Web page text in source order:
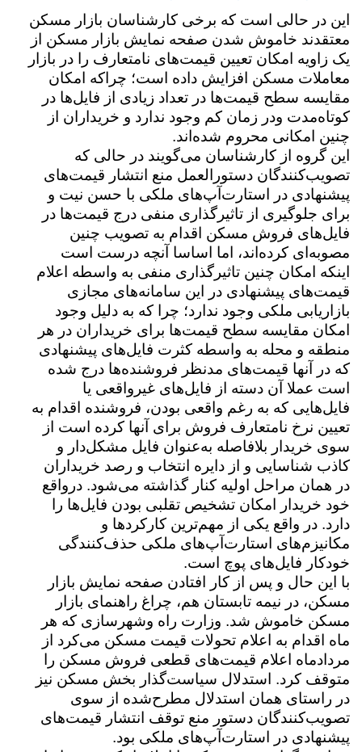
این در حالی است که برخی کارشناسان بازار مسکن
معتقدند خاموش شدن صفحه نمایش بازار مسکن از
یک زاویه امکان تعیین قیمت‌های نامتعارف را در بازار
معاملات مسکن افزایش داده است؛ چراکه امکان
مقایسه سطح قیمت‌ها در تعداد زیادی از فایل‌ها در
کوتاه‌مدت ودر زمان کم وجود ندارد و خریداران از
چنین امکانی محروم شده‌اند.
این گروه از کارشناسان می‌گویند در حالی که
تصویب‌کنندگان دستورالعمل منع انتشار قیمت‌های
پیشنهادی در استارت‌آپ‌های ملکی با حسن نیت و
برای جلوگیری از تاثیرگذاری منفی درج قیمت‌ها در
فایل‌های فروش مسکن اقدام به تصویب چنین
مصوبه‌ای کرده‌اند، اما اساسا آنچه درست است
اینکه امکان چنین تاثیرگذاری منفی به واسطه اعلام
قیمت‌های پیشنهادی در این سامانه‌های مجازی
بازاریابی ملکی وجود ندارد؛ چرا که به دلیل وجود
امکان مقایسه سطح قیمت‌ها برای خریداران در هر
منطقه و محله به واسطه کثرت فایل‌های پیشنهادی
که در آنها قیمت‌های مدنظر فروشنده‌ها درج شده
است عملا آن دسته از فایل‌های غیرواقعی یا
فایل‌هایی که به رغم واقعی بودن، فروشنده اقدام به
تعیین نرخ نامتعارف فروش برای آنها کرده است از
سوی خریدار بلافاصله به‌عنوان فایل مشکل‌دار و
کاذب شناسایی و از دایره انتخاب و رصد خریداران
در همان مراحل اولیه کنار گذاشته می‌شود. درواقع
خود خریدار امکان تشخیص تقلبی بودن فایل‌ها را
دارد. در واقع یکی از مهم‌ترین کارکردها و
مکانیزم‌های استارت‌آپ‌های ملکی حذف‌کنندگی
خودکار فایل‌های پوچ است.
با این حال و پس از کار افتادن صفحه نمایش بازار
مسکن، در نیمه تابستان هم، چراغ راهنمای بازار
مسکن خاموش شد. وزارت راه وشهرسازی که هر
ماه اقدام به اعلام تحولات قیمت مسکن می‌کرد از
مردادماه اعلام قیمت‌های قطعی فروش مسکن را
متوقف کرد. استدلال سیاست‌گذار بخش مسکن نیز
در راستای همان استدلال مطرح‌شده از سوی
تصویب‌کنندگان دستور منع توقف انتشار قیمت‌های
پیشنهادی در استارت‌آپ‌های ملکی بود.